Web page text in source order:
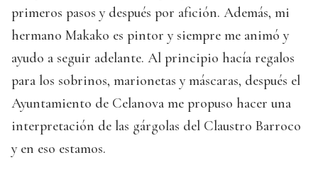
primeros pasos y después por afición. Además, mi
hermano Makako es pintor y siempre me animó y
ayudo a seguir adelante. Al principio hacía regalos
para los sobrinos, marionetas y máscaras, después el
Ayuntamiento de Celanova me propuso hacer una
interpretación de las gárgolas del Claustro Barroco
y en eso estamos.